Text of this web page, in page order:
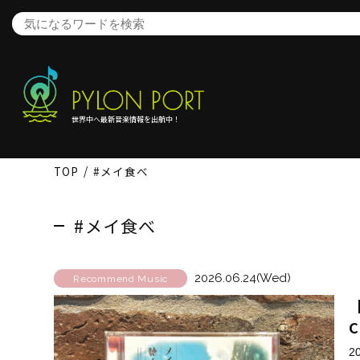
世界中へ最新音楽情報を出航中！
TOP #メイ食べ
#メイ食べ
Recommend Music 2026.06.24(Wed)